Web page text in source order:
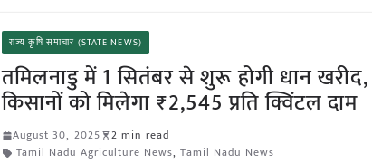
राज्य कृषि समाचार (STATE NEWS)
तमिलनाडु में 1 सितंबर से शुरू होगी धान खरीद,
किसानों को मिलेगा ₹2,545 प्रति क्विंटल दाम
August 30, 2025
2 min read
Tamil Nadu Agriculture News,Tamil Nadu News